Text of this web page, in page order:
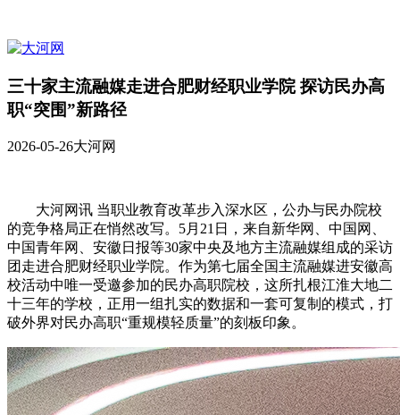
三十家主流融媒走进合肥财经职业学院 探访民办高
职“突围”新路径
2026-05-26大河网
大河网讯 当职业教育改革步入深水区，公办与民办院校
的竞争格局正在悄然改写。5月21日，来自新华网、中国网、
中国青年网、安徽日报等30家中央及地方主流融媒组成的采访
团走进合肥财经职业学院。作为第七届全国主流融媒进安徽高
校活动中唯一受邀参加的民办高职院校，这所扎根江淮大地二
十三年的学校，正用一组扎实的数据和一套可复制的模式，打
破外界对民办高职“重规模轻质量”的刻板印象。